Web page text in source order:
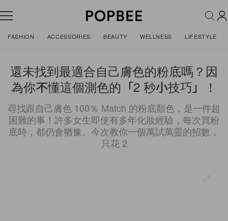
FASHION ACCESSORIES BEAUTY WELLNESS LIFESTYLE
還未找到最適合自己膚色的粉底嗎？因
為你不懂這個測色的「2 秒小技巧」！
尋找跟自己膚色 100％ Match 的粉底顏色，是一件超
困難的事！許多女生即使有多年化妝經驗，每次買粉
底時，都仍會猶豫。今次教你一個萬試萬靈的招數，
只花 2